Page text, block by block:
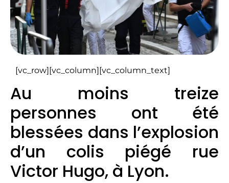
[vc_row][vc_column][vc_column_text]
Au moins treize
personnes ont été
blessées dans l’explosion
d’un colis piégé rue
Victor Hugo, à Lyon.